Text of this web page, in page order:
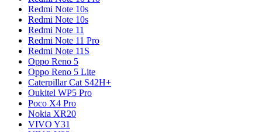
Redmi Note 10s
Redmi Note 10s
Redmi Note 11
Redmi Note 11 Pro
Redmi Note 11S
Oppo Reno 5
Oppo Reno 5 Lite
Caterpillar Cat S42H+
Oukitel WP5 Pro
Poco X4 Pro
Nokia XR20
VIVO Y31